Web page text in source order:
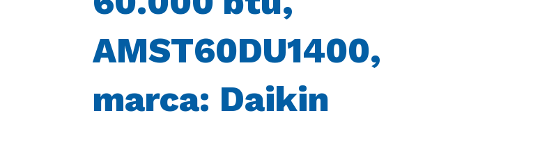
AMST60DU1400,
marca: Daikin